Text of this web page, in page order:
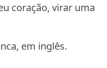
coração, virar uma
em inglês.